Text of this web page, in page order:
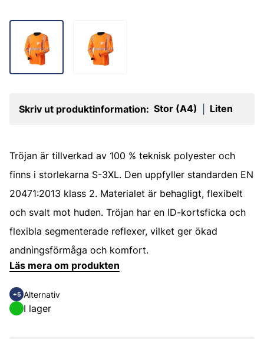
Skriv ut produktinformation: Stor (A4) Liten
Tröjan är tillverkad av 100 % teknisk polyester och
finns i storlekarna S-3XL. Den uppfyller standarden EN
20471:2013 klass 2. Materialet är behagligt, flexibelt
och svalt mot huden. Tröjan har en ID-kortsficka och
flexibla segmenterade reflexer, vilket ger ökad
andningsförmåga och komfort.
Läs mera om produkten
+5 Alternativ
I lager